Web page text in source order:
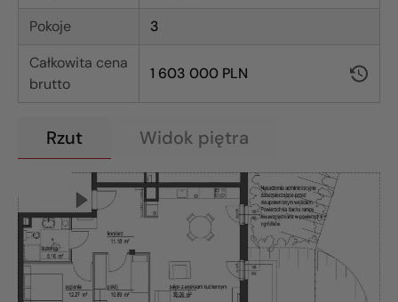
Pokoje
3
Całkowita cena
brutto
1 603 000 PLN
Rzut Widok piętra